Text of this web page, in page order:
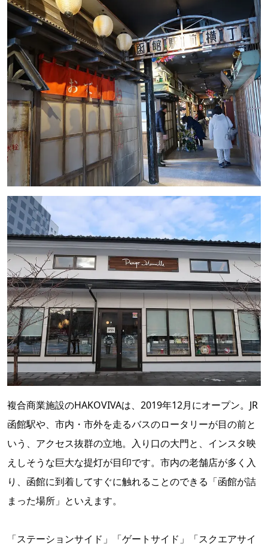
複合商業施設のHAKOVIVAは、2019年12月にオープン。JR
函館駅や、市内・市外を走るバスのロータリーが目の前と
いう、アクセス抜群の立地。入り口の大門と、インスタ映
えしそうな巨大な提灯が目印です。市内の老舗店が多く入
り、函館に到着してすぐに触れることのできる「函館が詰
まった場所」といえます。
「ステーションサイド」「ゲートサイド」「スクエアサイ